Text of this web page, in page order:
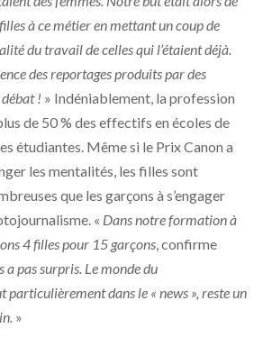
à ce métier en mettant un coup de
du travail de celles qui l’étaient déjà.
des reportages produits par des
! » Indéniablement, la profession
de 50 % des effectifs en écoles de
étudiantes. Même si le Prix Canon a
les mentalités, les filles sont
que les garçons à s’engager
« Dans notre formation à
4 filles pour 15 garçons, confirme
a pas surpris. Le monde du
particulièrement dans le « news », reste un
»